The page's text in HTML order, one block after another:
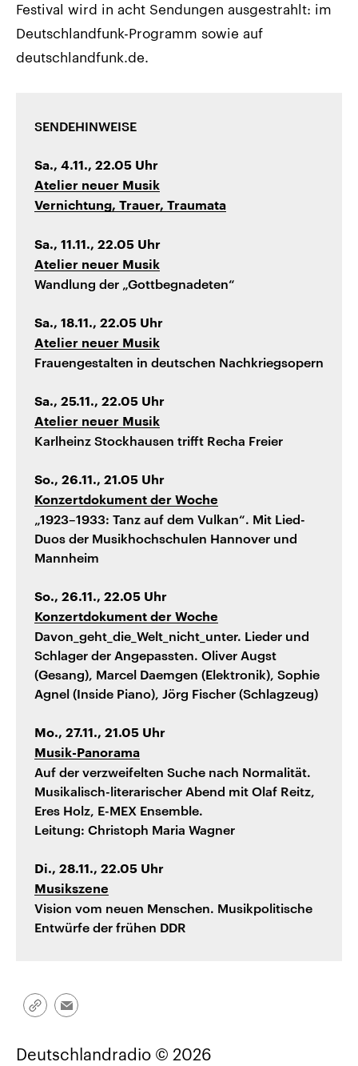
Festival wird in acht Sendungen ausgestrahlt: im
Deutschlandfunk-Programm sowie auf
deutschlandfunk.de.
SENDEHINWEISE
Sa., 4.11., 22.05 Uhr
Atelier neuer Musik
Vernichtung, Trauer, Traumata
Sa., 11.11., 22.05 Uhr
Atelier neuer Musik
Wandlung der „Gottbegnadeten“
Sa., 18.11., 22.05 Uhr
Atelier neuer Musik
Frauengestalten in deutschen Nachkriegsopern
Sa., 25.11., 22.05 Uhr
Atelier neuer Musik
Karlheinz Stockhausen trifft Recha Freier
So., 26.11., 21.05 Uhr
Konzertdokument der Woche
„1923–1933: Tanz auf dem Vulkan“. Mit Lied-
Duos der Musikhochschulen Hannover und
Mannheim
So., 26.11., 22.05 Uhr
Konzertdokument der Woche
Davon_geht_die_Welt_nicht_unter. Lieder und
Schlager der Angepassten. Oliver Augst
(Gesang), Marcel Daemgen (Elektronik), Sophie
Agnel (Inside Piano), Jörg Fischer (Schlagzeug)
Mo., 27.11., 21.05 Uhr
Musik-Panorama
Auf der verzweifelten Suche nach Normalität.
Musikalisch-literarischer Abend mit Olaf Reitz,
Eres Holz, E-MEX Ensemble.
Leitung: Christoph Maria Wagner
Di., 28.11., 22.05 Uhr
Musikszene
Vision vom neuen Menschen. Musikpolitische
Entwürfe der frühen DDR
Link
Email
Deutschlandradio © 2026